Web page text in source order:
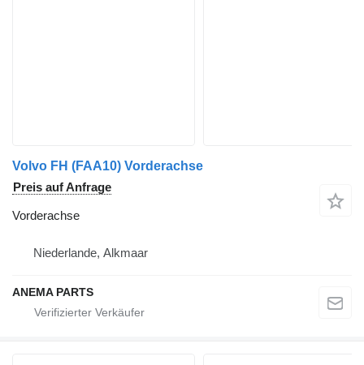
Volvo FH (FAA10) Vorderachse
Preis auf Anfrage
Vorderachse
Niederlande, Alkmaar
ANEMA PARTS